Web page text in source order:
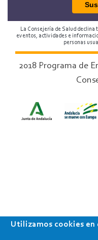
La Consejería de Salud
eventos, actividades e
personas
2018 Programa de
Utilizamos cookies en